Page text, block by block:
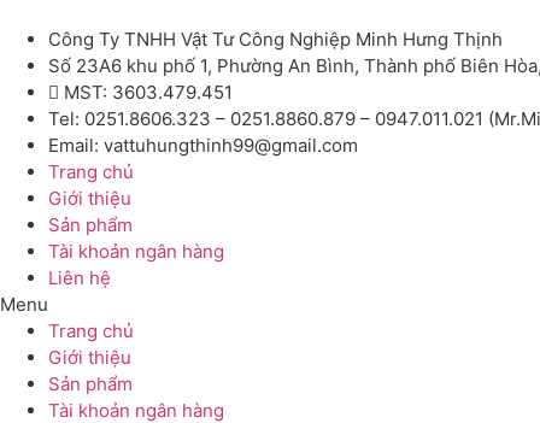
Công Ty TNHH Vật Tư Công Nghiệp Minh Hưng Thịnh
Số 23A6 khu phố 1, Phường An Bình, Thành phố Biên
MST: 3603.479.451
Tel: 0251.8606.323 – 0251.8860.879 – 0947.011.021
Email: vattuhungthinh99@gmail.com
Trang chủ
Giới thiệu
Sản phẩm
Tài khoản ngân hàng
Liên hệ
Menu
Trang chủ
Giới thiệu
Sản phẩm
Tài khoản ngân hàng